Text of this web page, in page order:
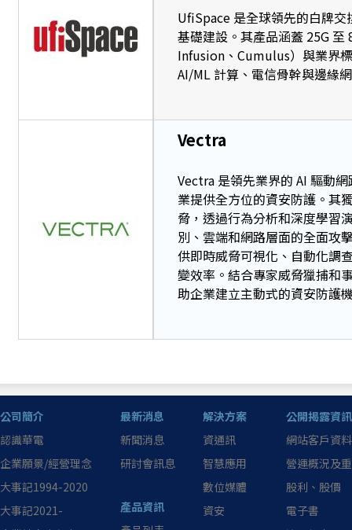
UfiSpace 是全球領先的白牌
基礎建設。其產品涵蓋 25G
Infusion、Cumulus）與業界
AI/ML 計算、電信骨幹與邊緣
Vectra
Vectra 是領先業界的 AI 驅動
業提供全方位的資安防護。其
脅，透過行為分析和深度學習
別、雲端和網路層面的全面攻
供即時威脅可視化、自動化調
變效率。結合專家威脅獵捕和
助企業建立主動式的資安防護
公司簡介
認識華電
企業願景/經營理念
大事記1994-2020
大事記2021-
最新消息
新聞消息
研討會訊息
產品資訊
解決方案
資通訊
智慧應用
數位媒體
資安
公開揭露資訊
網站客戶資
營運概況及
股利、股價
電子書